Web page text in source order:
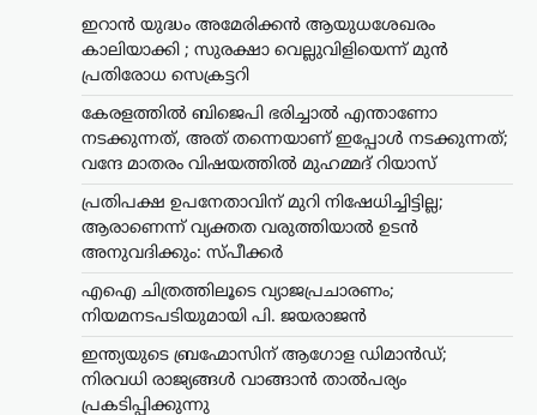
ഇറാൻ യുദ്ധം അമേരിക്കൻ ആയുധശേഖരം
കാലിയാക്കി ; സുരക്ഷാ വെല്ലുവിളിയെന്ന് മുൻ
പ്രതിരോധ സെക്രട്ടറി
കേരളത്തിൽ ബിജെപി ഭരിച്ചാൽ എന്താണോ
നടക്കുന്നത്, അത് തന്നെയാണ് ഇപ്പോൾ നടക്കുന്നത്;
വന്ദേ മാതരം വിഷയത്തിൽ മുഹമ്മദ് റിയാസ്
പ്രതിപക്ഷ ഉപനേതാവിന് മുറി നിഷേധിച്ചിട്ടില്ല;
ആരാണെന്ന് വ്യക്തത വരുത്തിയാൽ ഉടൻ
അനുവദിക്കും: സ്പീക്കർ
എഐ ചിത്രത്തിലൂടെ വ്യാജപ്രചാരണം;
നിയമനടപടിയുമായി പി. ജയരാജൻ
ഇന്ത്യയുടെ ബ്രഹ്മോസിന് ആഗോള ഡിമാൻഡ്;
നിരവധി രാജ്യങ്ങൾ വാങ്ങാൻ താൽപര്യം
പ്രകടിപ്പിക്കുന്നു